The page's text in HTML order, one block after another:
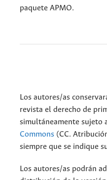
paquete APMO.
Los autores/as
revista el derecho de
simultáneamente sujeto
Commons (CC.
siempre que se indique
Los autores/as podrán